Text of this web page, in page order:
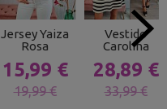
Jersey Yaiza
Rosa
15,99 €
19,99 €
Vestido
Carolina
28,89 €
33,99 €